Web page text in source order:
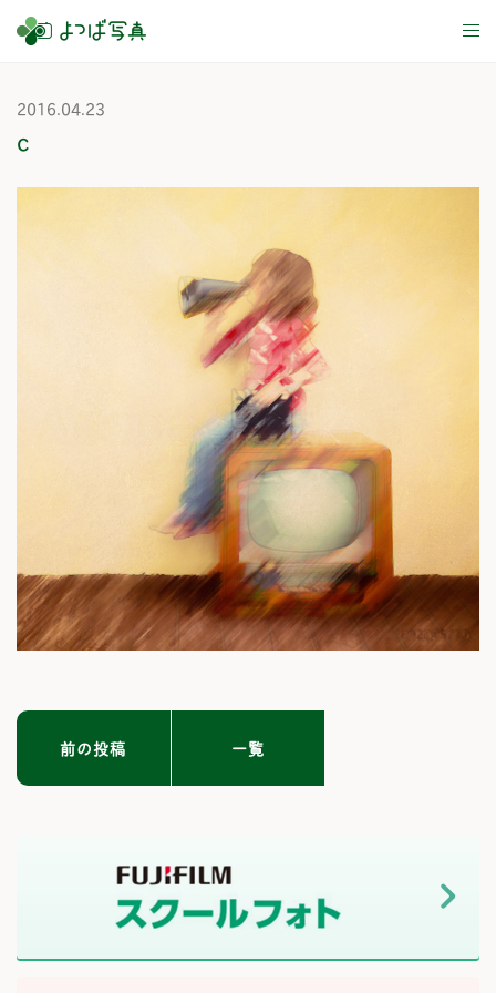
2016.04.23
c
前の投稿 一覧